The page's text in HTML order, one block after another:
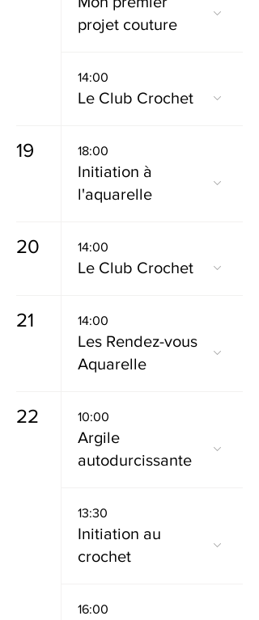
projet couture
14:00
Le Club Crochet
19 18:00
Initiation à
l'aquarelle
20 14:00
Le Club Crochet
21 14:00
Les Rendez-vous
Aquarelle
22 10:00
Argile
autodurcissante
13:30
Initiation au
crochet
16:00